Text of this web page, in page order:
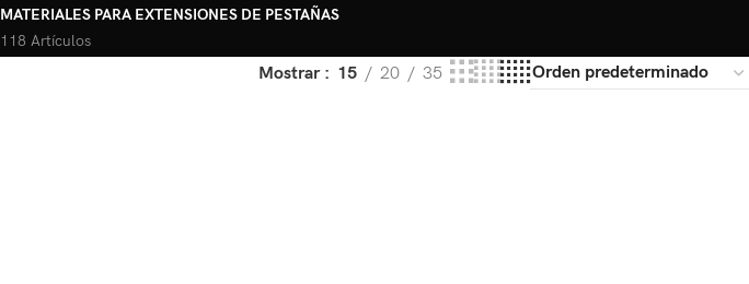
MATERIALES PARA EXTENSIONES DE PESTAÑAS
118 Artículos
Mostrar 15 20 35